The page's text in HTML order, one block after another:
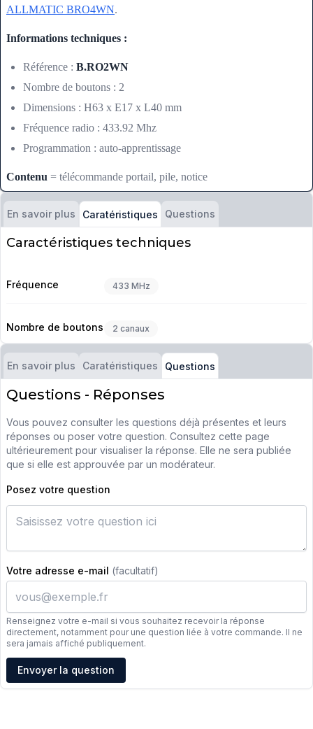
ALLMATIC BRO4WN.
Informations techniques :
Référence : B.RO2WN
Nombre de boutons : 2
Dimensions : H63 x E17 x L40 mm
Fréquence radio : 433.92 Mhz
Programmation : auto-apprentissage
Contenu = télécommande portail, pile, notice
En savoir plus Caratéristiques Questions
Caractéristiques techniques
Fréquence 433 MHz
Nombre de boutons 2 canaux
En savoir plus Caratéristiques Questions
Questions - Réponses
Vous pouvez consulter les questions déjà présentes et leurs
réponses ou poser votre question. Consultez cette page
ultérieurement pour visualiser la réponse. Elle ne sera publiée
que si elle est approuvée par un modérateur.
Posez votre question
Votre adresse e-mail (facultatif)
Renseignez votre e-mail si vous souhaitez recevoir la réponse
directement, notamment pour une question liée à votre commande. Il ne
sera jamais affiché publiquement.
Adresse e-mail
Envoyer la question